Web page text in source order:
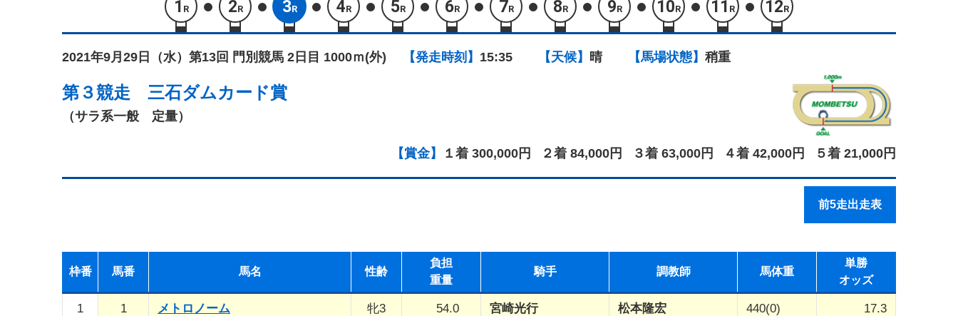
1 R 2R 3R 4R 5R 6R 7R 8R 9R 10R 11 R 12R
2021年9月29日（水） 第13回 門別競馬 2日目 1000ｍ(外) 【発走時刻】 15:35 【天候】 晴 【馬場状態】 稍重
第３競走 三石ダムカード賞
（サラ系一般 定量）
【賞金】 １着 300,000円 ２着 84,000円 ３着 63,000円 ４着 42,000円 ５着 21,000円
前5走出走表
枠番 馬番 馬名 性齢
負担
重量
騎手 調教師 馬体重
単勝
オッズ
1 1 メトロノーム 牝3 54.0 宮崎光行 松本隆宏 440(0) 17.3